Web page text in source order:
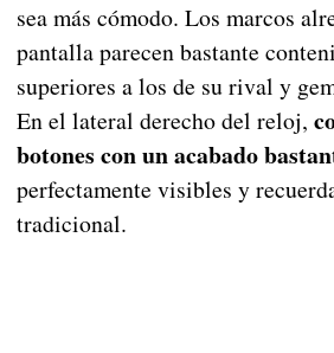
sea más cómodo. Los marcos
pantalla parecen bastante
superiores a los de su rival y
En el lateral derecho del reloj,
botones con un acabado
perfectamente visibles y
tradicional.